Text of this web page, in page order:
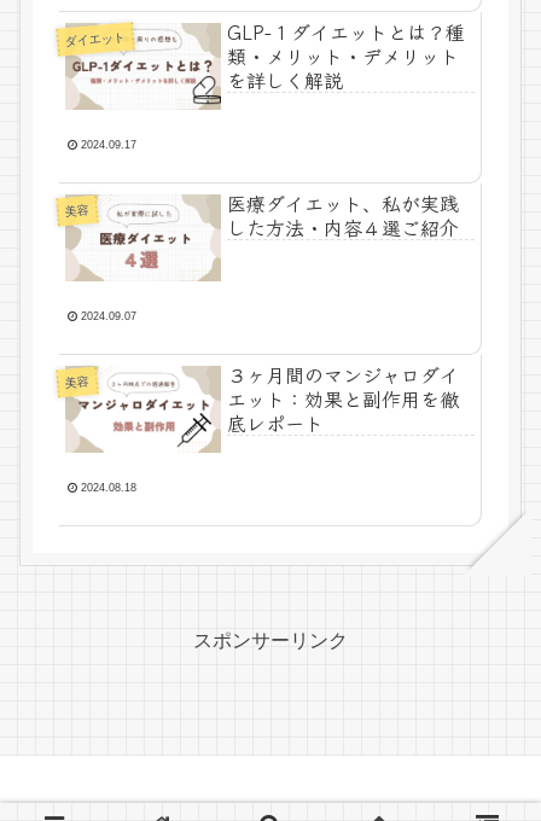
ダイエット
GLP-１ダイエットとは？種
類・メリット・デメリット
を詳しく解説
2024.09.17
美容
医療ダイエット、私が実践
した方法・内容４選ご紹介
2024.09.07
美容
３ヶ月間のマンジャロダイ
エット：効果と副作用を徹
底レポート
2024.08.18
スポンサーリンク